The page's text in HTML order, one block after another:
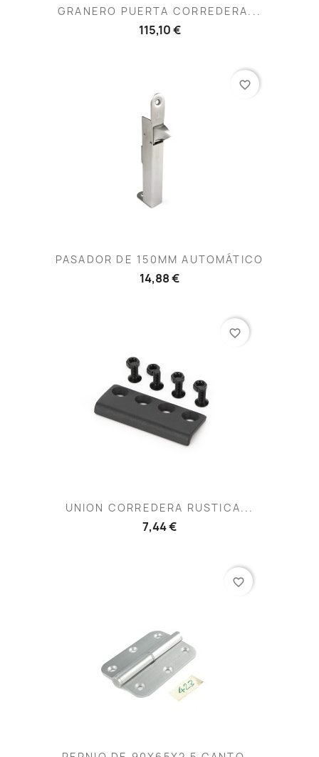
GRANERO PUERTA CORREDERA...
115,10 €
PASADOR DE 150MM AUTOMÁTICO
14,88 €
favorite_border
UNION CORREDERA RUSTICA...
7,44 €
favorite_border
favorite_border